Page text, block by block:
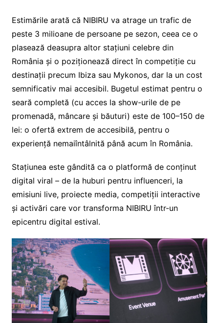
Estimările arată că NIBIRU va atrage un trafic de
peste 3 milioane de persoane pe sezon, ceea ce o
plasează deasupra altor stațiuni celebre din
România și o poziționează direct în competiție cu
destinații precum Ibiza sau Mykonos, dar la un cost
semnificativ mai accesibil. Bugetul estimat pentru o
seară completă (cu acces la show-urile de pe
promenadă, mâncare și băuturi) este de 100–150 de
lei: o ofertă extrem de accesibilă, pentru o
experiență nemaiîntâlnită până acum în România.
Stațiunea este gândită ca o platformă de conținut
digital viral – de la huburi pentru influenceri, la
emisiuni live, proiecte media, competiții interactive
și activări care vor transforma NIBIRU într-un
epicentru digital estival.